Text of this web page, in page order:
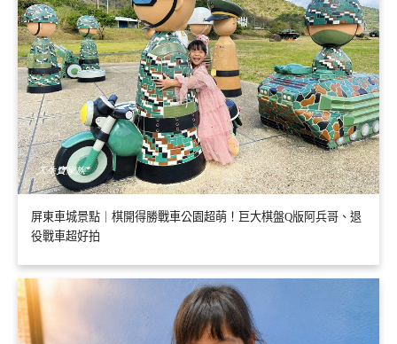
屏東車城景點｜棋開得勝戰車公園超萌！巨大棋盤Q版阿兵哥、退
役戰車超好拍